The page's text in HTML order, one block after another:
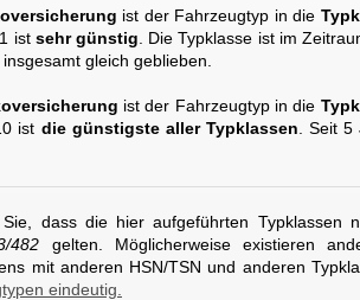
ist der Fahrzeugtyp in die
ist sehr günstig . Die Typklasse ist im
gleich geblieben.
ist der Fahrzeugtyp in die
ist die günstigste aller Typklassen. Seit 5
Sie, dass die hier aufgeführten Typklassen
482 gelten. Möglicherweise existieren
mit anderen HSN/TSN und anderen
eindeutig.